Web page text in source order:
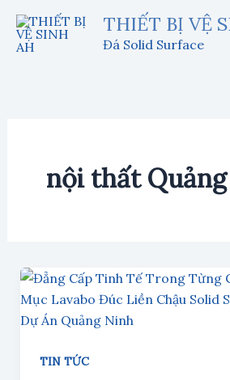
nội
THIẾT BỊ VỆ
Đá Solid Surface
nội thất
TIN TỨC